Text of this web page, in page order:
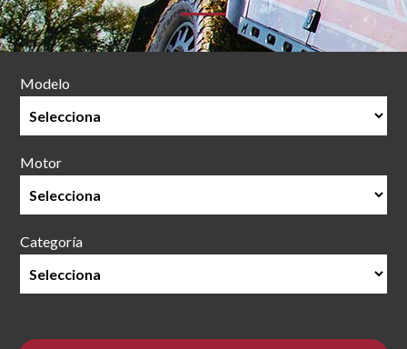
Modelo
Motor
Categoría